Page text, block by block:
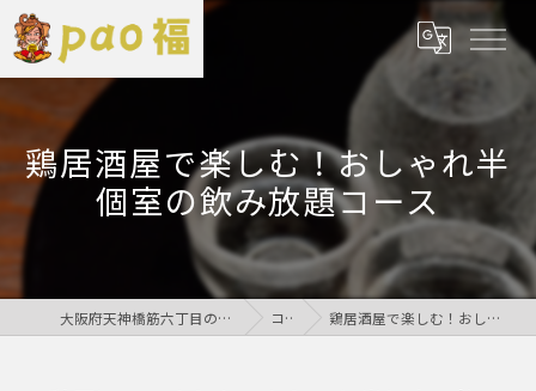
鶏居酒屋で楽しむ！おしゃれ半
個室の飲み放題コース
大阪府天神橋筋六丁目の居酒屋なら鶏居酒屋pao福 コラム 鶏居酒屋で楽しむ！おしゃれ半個室の飲み放題コース